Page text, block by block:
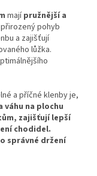
mají pružnější a
pohyb
a zajišťují
lůžka.
a příčné klenby je,
na plochu
zajišťují lepší
chodidel.
správné držení